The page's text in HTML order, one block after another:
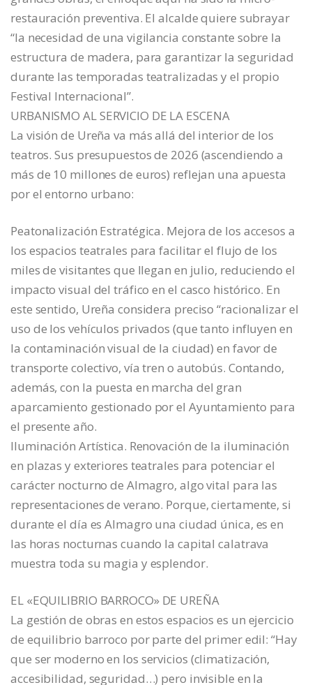
restauración preventiva. El alcalde quiere subrayar
“la necesidad de una vigilancia constante sobre la
estructura de madera, para garantizar la seguridad
durante las temporadas teatralizadas y el propio
Festival Internacional”.
URBANISMO AL SERVICIO DE LA ESCENA
La visión de Ureña va más allá del interior de los
teatros. Sus presupuestos de 2026 (ascendiendo a
más de 10 millones de euros) reflejan una apuesta
por el entorno urbano:
Peatonalización Estratégica. Mejora de los accesos a
los espacios teatrales para facilitar el flujo de los
miles de visitantes que llegan en julio, reduciendo el
impacto visual del tráfico en el casco histórico. En
este sentido, Ureña considera preciso “racionalizar el
uso de los vehículos privados (que tanto influyen en
la contaminación visual de la ciudad) en favor de
transporte colectivo, vía tren o autobús. Contando,
además, con la puesta en marcha del gran
aparcamiento gestionado por el Ayuntamiento para
el presente año.
Iluminación Artística. Renovación de la iluminación
en plazas y exteriores teatrales para potenciar el
carácter nocturno de Almagro, algo vital para las
representaciones de verano. Porque, ciertamente, si
durante el día es Almagro una ciudad única, es en
las horas nocturnas cuando la capital calatrava
muestra toda su magia y esplendor.
EL «EQUILIBRIO BARROCO» DE UREÑA
La gestión de obras en estos espacios es un ejercicio
de equilibrio barroco por parte del primer edil: “Hay
que ser moderno en los servicios (climatización,
accesibilidad, seguridad…) pero invisible en la